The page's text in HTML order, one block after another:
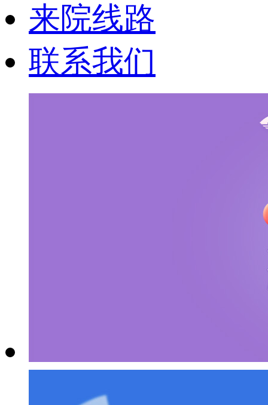
来院线路
联系我们